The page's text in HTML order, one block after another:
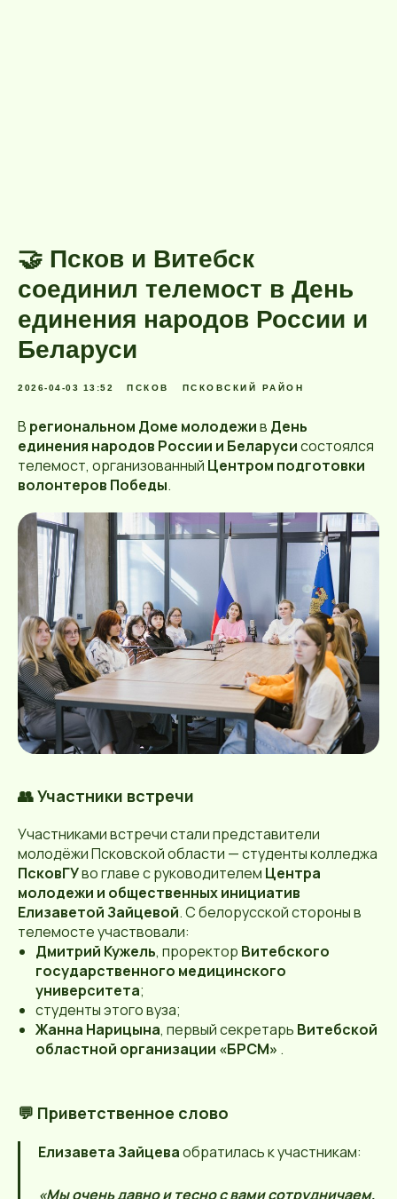
🤝 Псков и Витебск
соединил телемост в День
единения народов России и
Беларуси
2026-04-03 13:52 ПСКОВ ПСКОВСКИЙ РАЙОН
В региональном Доме молодежив День
единения народов России и Беларусисостоялся
телемост, организованный Центром подготовки
волонтеров Победы.
👥 Участники встречи
Участниками встречи стали представители
молодёжи Псковской области — студенты колледжа
ПсковГУво главе с руководителем Центра
молодежи и общественных инициатив
Елизаветой Зайцевой. С белорусской стороны в
телемосте участвовали:
Дмитрий Кужель, проректор Витебского
государственного медицинского
университета;
студенты этого вуза;
Жанна Нарицына, первый секретарь Витебской
областной организации «БРСМ» .
💬 Приветственное слово
Елизавета Зайцеваобратилась к участникам:
«Мы очень давно и тесно с вами сотрудничаем,